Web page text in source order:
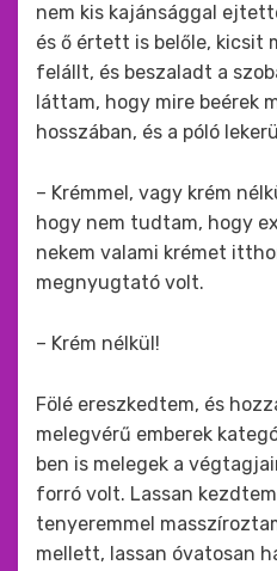
nem kis kajánsággal
és ő értett is belőle, kicsit
felállt, és beszaladt a
láttam, hogy mire beérek
hosszában, és a póló
– Krémmel, vagy krém
hogy nem tudtam, hogy
nekem valami krémet
megnyugtató volt.
– Krém nélkül!
Fölé ereszkedtem, és
melegvérű emberek
ben is melegek a
forró volt. Lassan
tenyeremmel
mellett, lassan óvatosan